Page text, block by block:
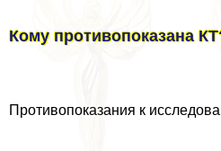
Кому противопоказана
Противопоказания к